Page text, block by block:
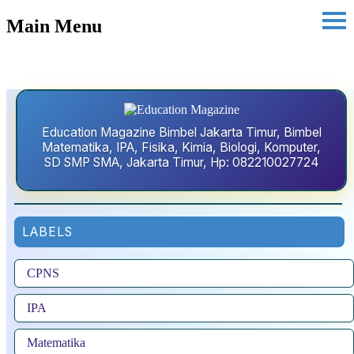
Main Menu
Education Magazine Bimbel Jakarta Timur, Bimbel
Matematika, IPA, Fisika, Kimia, Biologi, Komputer,
SD SMP SMA, Jakarta Timur, Hp: 082210027724
LABELS
CPNS
IPA
Matematika